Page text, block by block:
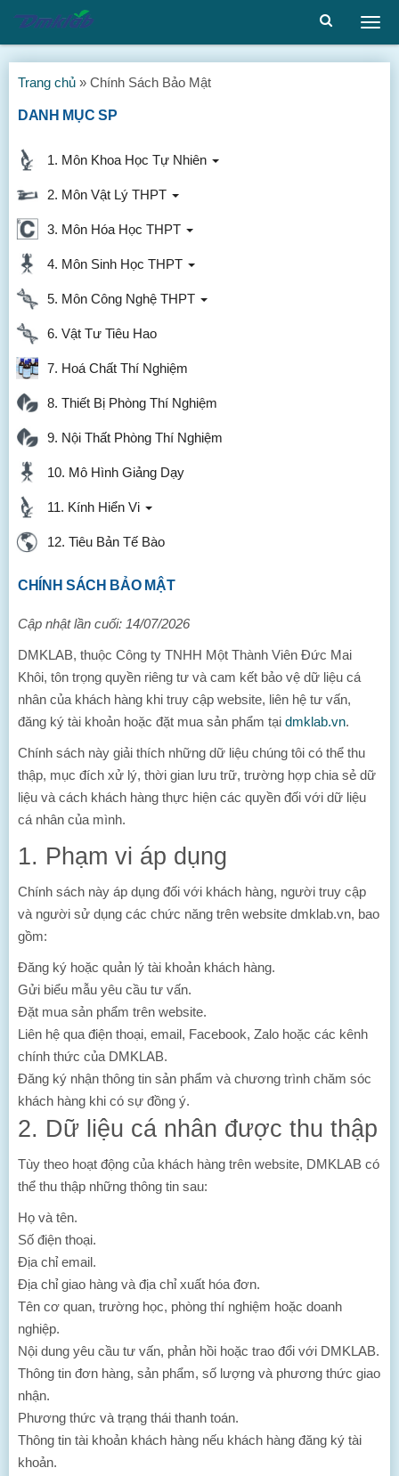
Trang chủ » Chính Sách Bảo Mật
DANH MỤC SP
1. Môn Khoa Học Tự Nhiên
2. Môn Vật Lý THPT
3. Môn Hóa Học THPT
4. Môn Sinh Học THPT
5. Môn Công Nghệ THPT
6. Vật Tư Tiêu Hao
7. Hoá Chất Thí Nghiệm
8. Thiết Bị Phòng Thí Nghiệm
9. Nội Thất Phòng Thí Nghiệm
10. Mô Hình Giảng Dạy
11. Kính Hiển Vi
12. Tiêu Bản Tế Bào
CHÍNH SÁCH BẢO MẬT
Cập nhật lần cuối: 14/07/2026
DMKLAB, thuộc Công ty TNHH Một Thành Viên Đức Mai
Khôi, tôn trọng quyền riêng tư và cam kết bảo vệ dữ liệu cá
nhân của khách hàng khi truy cập website, liên hệ tư vấn,
đăng ký tài khoản hoặc đặt mua sản phẩm tại dmklab.vn.
Chính sách này giải thích những dữ liệu chúng tôi có thể thu
thập, mục đích xử lý, thời gian lưu trữ, trường hợp chia sẻ dữ
liệu và cách khách hàng thực hiện các quyền đối với dữ liệu
cá nhân của mình.
1. Phạm vi áp dụng
Chính sách này áp dụng đối với khách hàng, người truy cập
và người sử dụng các chức năng trên website dmklab.vn, bao
gồm:
Đăng ký hoặc quản lý tài khoản khách hàng.
Gửi biểu mẫu yêu cầu tư vấn.
Đặt mua sản phẩm trên website.
Liên hệ qua điện thoại, email, Facebook, Zalo hoặc các kênh
chính thức của DMKLAB.
Đăng ký nhận thông tin sản phẩm và chương trình chăm sóc
khách hàng khi có sự đồng ý.
2. Dữ liệu cá nhân được thu thập
Tùy theo hoạt động của khách hàng trên website, DMKLAB có
thể thu thập những thông tin sau:
Họ và tên.
Số điện thoại.
Địa chỉ email.
Địa chỉ giao hàng và địa chỉ xuất hóa đơn.
Tên cơ quan, trường học, phòng thí nghiệm hoặc doanh
nghiệp.
Nội dung yêu cầu tư vấn, phản hồi hoặc trao đổi với DMKLAB.
Thông tin đơn hàng, sản phẩm, số lượng và phương thức giao
nhận.
Phương thức và trạng thái thanh toán.
Thông tin tài khoản khách hàng nếu khách hàng đăng ký tài
khoản.